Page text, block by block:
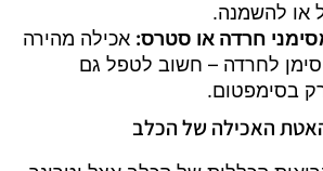
או להשמנה.
חרדה או סטרס: אכילה מהירה
סימן לחרדה – חשוב לטפל גם
בסימפטום.
האכילה של הכלב